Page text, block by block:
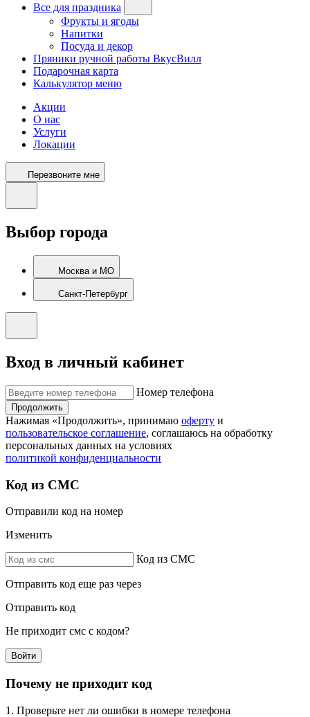
Все для праздника
Фрукты и ягоды
Напитки
Посуда и декор
Пряники ручной работы ВкусВилл
Подарочная карта
Калькулятор меню
Акции
О нас
Услуги
Локации
Перезвоните мне
Выбор города
Москва и МО
Санкт-Петербург
Вход в личный кабинет
Номер телефона
Продолжить
Нажимая «Продолжить», принимаю оферту и
пользовательское соглашение, соглашаюсь на обработку
персональных данных на условиях
политикой конфиденциальности
Код из СМС
Отправили код на номер
Изменить
Код из СМС
Отправить код еще раз через
Отправить код
Не приходит смс с кодом?
Войти
Почему не приходит код
1. Проверьте нет ли ошибки в номере телефона